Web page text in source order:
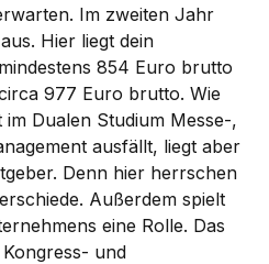
Im zweiten Jahr
Hier liegt dein
854 Euro brutto
977 Euro brutto. Wie
Dualen Studium Messe-,
ausfällt, liegt aber
Denn hier herrschen
Außerdem spielt
eine Rolle. Das
und